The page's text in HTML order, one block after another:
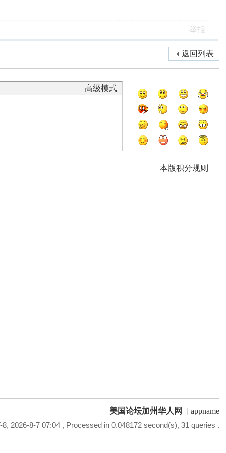
举报
返回列表
高级模式
本版积分规则
美国论坛加州华人网 | appname
8, 2026-8-7 07:04, Processed in 0.048172 second(s), 31 queries .